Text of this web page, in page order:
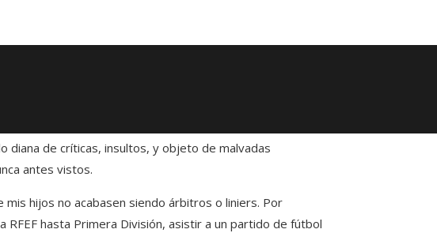
diana de críticas, insultos, y objeto de malvadas
antes vistos.
hijos no acabasen siendo árbitros o liniers. Por
hasta Primera División, asistir a un partido de fútbol